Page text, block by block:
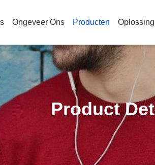
Ongeveer Ons Producten
Product